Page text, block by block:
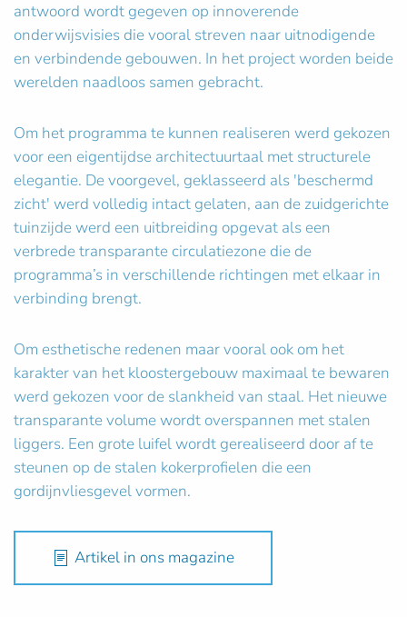
antwoord wordt gegeven op innoverende
onderwijsvisies die vooral streven naar uitnodigende
en verbindende gebouwen. In het project worden beide
werelden naadloos samen gebracht.
Om het programma te kunnen realiseren werd gekozen
voor een eigentijdse architectuurtaal met structurele
elegantie. De voorgevel, geklasseerd als 'beschermd
zicht' werd volledig intact gelaten, aan de zuidgerichte
tuinzijde werd een uitbreiding opgevat als een
verbrede transparante circulatiezone die de
programma’s in verschillende richtingen met elkaar in
verbinding brengt.
Om esthetische redenen maar vooral ook om het
karakter van het kloostergebouw maximaal te bewaren
werd gekozen voor de slankheid van staal. Het nieuwe
transparante volume wordt overspannen met stalen
liggers. Een grote luifel wordt gerealiseerd door af te
steunen op de stalen kokerprofielen die een
gordijnvliesgevel vormen.
Artikel in ons magazine